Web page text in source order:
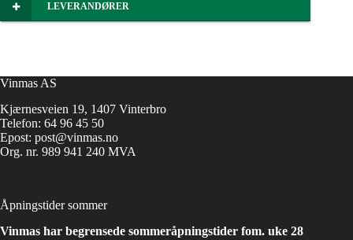
LEVERANDØRER
Vinmas AS
Kjærnesveien 19, 1407 Vinterbro
Telefon: 64 96 45 50
Epost: post@vinmas.no
Org. nr. 989 941 240 MVA
Åpningstider sommer
Vinmas har begrensede sommeråpningstider fom. uke 28